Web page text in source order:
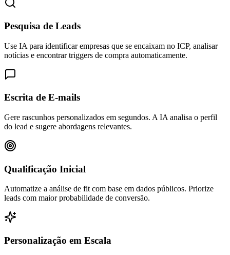
Pesquisa de Leads
Use IA para identificar empresas que se encaixam no ICP, analisar
notícias e encontrar triggers de compra automaticamente.
Escrita de E-mails
Gere rascunhos personalizados em segundos. A IA analisa o perfil
do lead e sugere abordagens relevantes.
Qualificação Inicial
Automatize a análise de fit com base em dados públicos. Priorize
leads com maior probabilidade de conversão.
Personalização em Escala